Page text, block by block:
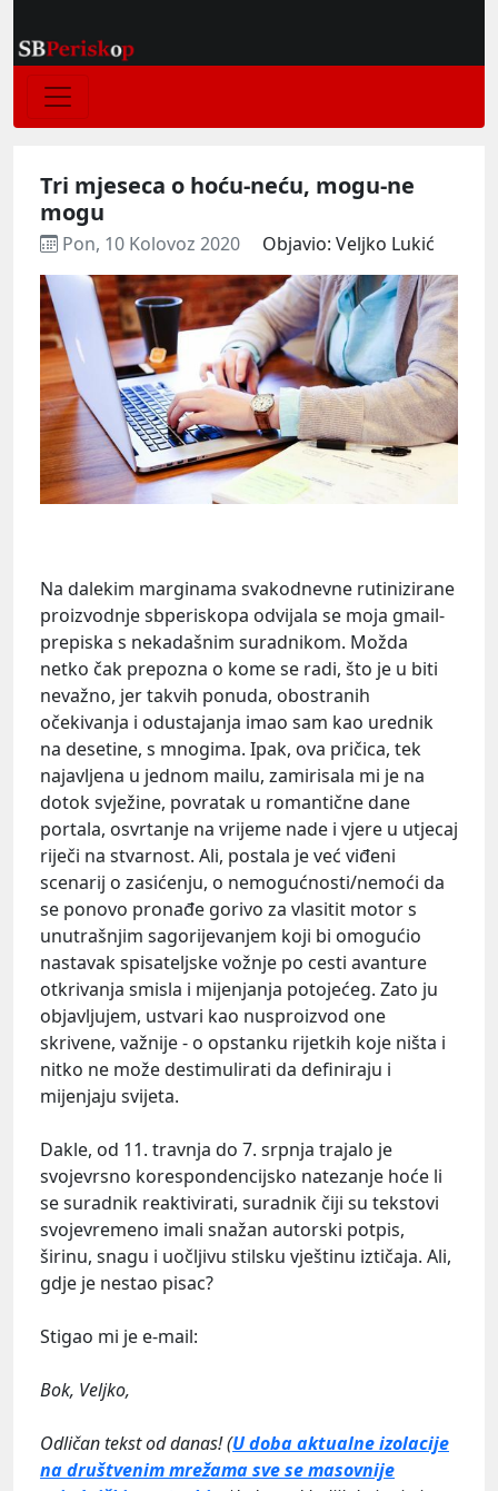
Tri mjeseca o hoću-neću, mogu-ne
mogu
Pon, 10 Kolovoz 2020 Objavio: Veljko Lukić
Na dalekim marginama svakodnevne rutinizirane
proizvodnje sbperiskopa odvijala se moja gmail-
prepiska s nekadašnim suradnikom. Možda
netko čak prepozna o kome se radi, što je u biti
nevažno, jer takvih ponuda, obostranih
očekivanja i odustajanja imao sam kao urednik
na desetine, s mnogima. Ipak, ova pričica, tek
najavljena u jednom mailu, zamirisala mi je na
dotok svježine, povratak u romantične dane
portala, osvrtanje na vrijeme nade i vjere u utjecaj
riječi na stvarnost. Ali, postala je već viđeni
scenarij o zasićenju, o nemogućnosti/nemoći da
se ponovo pronađe gorivo za vlasitit motor s
unutrašnjim sagorijevanjem koji bi omogućio
nastavak spisateljske vožnje po cesti avanture
otkrivanja smisla i mijenjanja potojećeg. Zato ju
objavljujem, ustvari kao nusproizvod one
skrivene, važnije - o opstanku rijetkih koje ništa i
nitko ne može destimulirati da definiraju i
mijenjaju svijeta.
Dakle, od 11. travnja do 7. srpnja trajalo je
svojevrsno korespondencijsko natezanje hoće li
se suradnik reaktivirati, suradnik čiji su tekstovi
svojevremeno imali snažan autorski potpis,
širinu, snagu i uočljivu stilsku vještinu iztičaja. Ali,
gdje je nestao pisac?
Stigao mi je e-mail:
Bok, Veljko,
Odličan tekst od danas! (U doba aktualne izolacije
na društvenim mrežama sve se masovnije